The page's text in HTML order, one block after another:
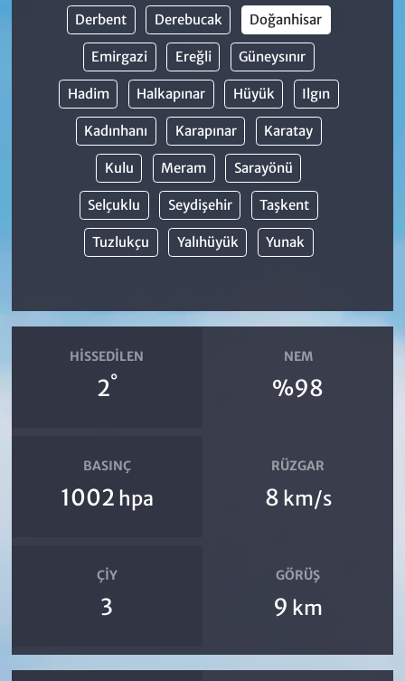
Derbent Derebucak Doğanhisar
Emirgazi Ereğli Güneysınır
Hadim Halkapınar Hüyük Ilgın
Kadınhanı Karapınar Karatay
Kulu Meram Sarayönü
Selçuklu Seydişehir Taşkent
Tuzlukçu Yalıhüyük Yunak
HISSEDILEN
2°
NEM
%98
BASINÇ
1002 hpa
RÜZGAR
8 km/s
ÇIY
3
GÖRÜŞ
9 km